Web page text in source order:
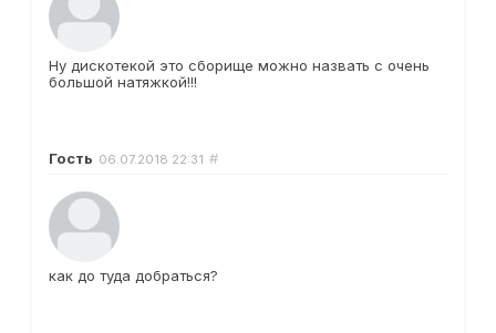
Ну дискотекой это сборище можно назвать с очень
большой натяжкой!!!
Гость 06.07.2018 22:31 #
как до туда добраться?